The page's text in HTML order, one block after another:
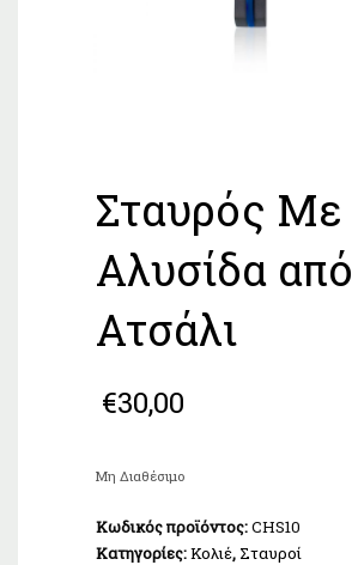
Σταυρός Με
Αλυσίδα από
Ατσάλι
€30,00
Μη Διαθέσιμο
Κωδικός προϊόντος:CHS10
Κατηγορίες:Κολιέ, Σταυροί